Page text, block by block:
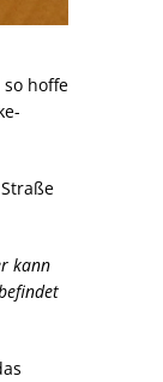
hoffe
kann